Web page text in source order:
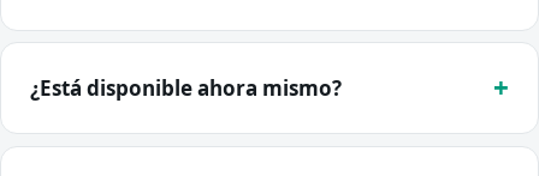
¿Está disponible ahora mismo?